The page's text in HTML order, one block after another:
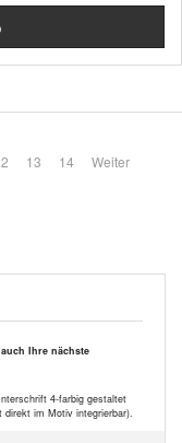
13 14
Weiter
Ihre nächste
4-farbig gestaltet
im Motiv integrierbar).